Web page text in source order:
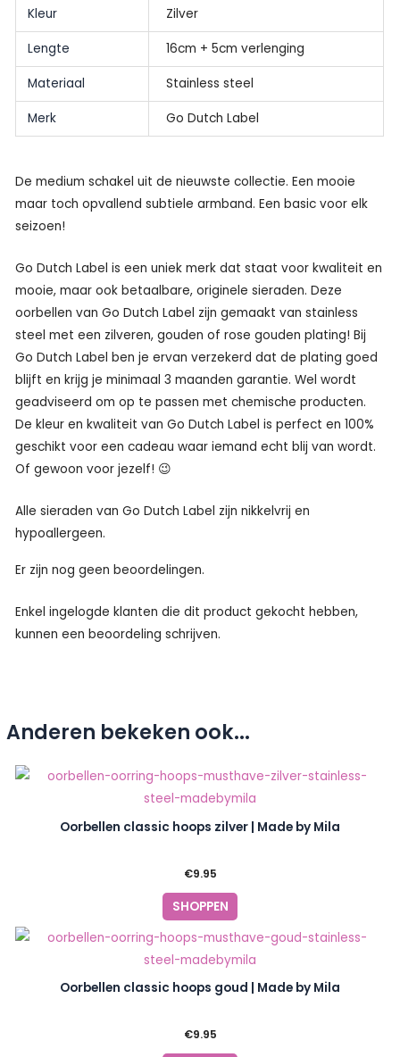
Kleur Zilver
Lengte 16cm + 5cm verlenging
Materiaal Stainless steel
Merk Go Dutch Label
De medium schakel uit de nieuwste collectie. Een mooie
maar toch opvallend subtiele armband. Een basic voor elk
seizoen!
Go Dutch Label is een uniek merk dat staat voor kwaliteit en
mooie, maar ook betaalbare, originele sieraden. Deze
oorbellen van Go Dutch Label zijn gemaakt van stainless
steel met een zilveren, gouden of rose gouden plating! Bij
Go Dutch Label ben je ervan verzekerd dat de plating goed
blijft en krijg je minimaal 3 maanden garantie. Wel wordt
geadviseerd om op te passen met chemische producten.
De kleur en kwaliteit van Go Dutch Label is perfect en 100%
geschikt voor een cadeau waar iemand echt blij van wordt.
Of gewoon voor jezelf! 😉
Alle sieraden van Go Dutch Label zijn nikkelvrij en
hypoallergeen.
Er zijn nog geen beoordelingen.
Enkel ingelogde klanten die dit product gekocht hebben,
kunnen een beoordeling schrijven.
Anderen bekeken ook...
Oorbellen classic hoops zilver | Made by Mila
€9.95
SHOPPEN
Oorbellen classic hoops goud | Made by Mila
€9.95